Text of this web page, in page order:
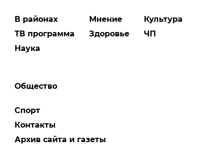
В районах
ТВ программа
Наука
Мнение
Здоровье
Культура
ЧП
Общество
Спорт
Контакты
Архив сайта и газеты